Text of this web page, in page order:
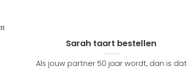
Sarah taart bestellen
Als jouw partner 50 jaar wordt, dan is dat